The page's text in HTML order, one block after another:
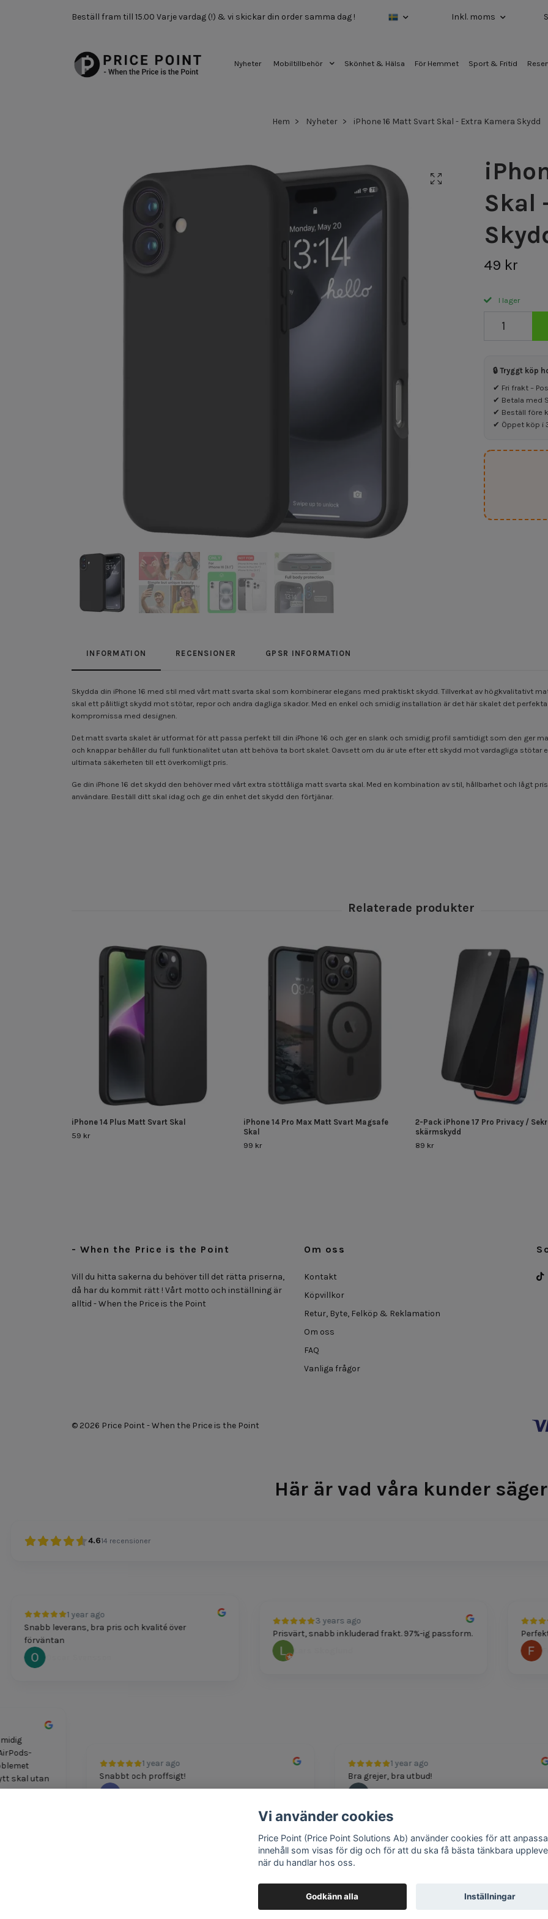
Beställ fram till 15.00 Varje vardag (!) & vi skickar din order samma dag ! Inkl. moms
Nyheter Mobiltillbehör Skönhet & Hälsa För Hemmet Sport & Fritid
Hem Nyheter iPhone 16 Matt Svart Skal - Extra Kamera Skydd
Skal
49 kr
I lager
🔒 Tryggt köp
✔ Fri frakt –
✔ Betala med
✔ Beställ före
✔ Öppet köp i
INFORMATION RECENSIONER GPSR INFORMATION
Skydda din iPhone 16 med stil med vårt matt svarta skal som kombinerar elegans med praktiskt skydd. Tillverkat av högkvalitativt
skal ett pålitligt skydd mot stötar, repor och andra dagliga skador. Med en enkel och smidig installation är det här skalet det
kompromissa med designen.
Det matt svarta skalet är utformat för att passa perfekt till din iPhone 16 och ger en slank och smidig profil samtidigt som den ger
och knappar behåller du full funktionalitet utan att behöva ta bort skalet. Oavsett om du är ute efter ett skydd mot vardagliga stötar
ultimata säkerheten till ett överkomligt pris.
Ge din iPhone 16 det skydd den behöver med vårt extra stöttåliga matt svarta skal. Med en kombination av stil, hållbarhet och lågt
användare. Beställ ditt skal idag och ge din enhet det skydd den förtjänar.
iPhone 14 Plus Matt Svart Skal
59 kr
iPhone 14 Pro Max Matt Svart Magsafe
Skal
99 kr
2-Pack iPhone 17 Pro Privacy /
skärmskydd
89 kr
- When the Price is the Point
Vill du hitta sakerna du behöver till det rätta priserna,
då har du kommit rätt ! Vårt motto och inställning är
alltid - When the Price is the Point
Om oss
Kontakt
Köpvillkor
Retur, Byte, Felköp & Reklamation
Om oss
FAQ
Vanliga frågor
© 2026 Price Point - When the Price is the Point
Här är vad våra kunder säger
4.614 recensioner
1 year ago
Snabb leverans, bra pris och kvalité över
förväntan
Oscar Svensson
3 years ago
Prisvärt, snabb inkluderad frakt. 97%-ig passform.
Lars Skoglund
Perfekt
1 year ago
Bra grejer, bra utbud!
1 year ago
Snabbt och proffsigt!
smidig
AirPods-
nytt skal utan
Google review widget trustmary
Vi använder cookies
Price Point (Price Point Solutions Ab) använder cookies för att
innehåll som visas för dig och för att du ska få bästa tänkbara
när du handlar hos oss.
Godkänn alla Inställningar